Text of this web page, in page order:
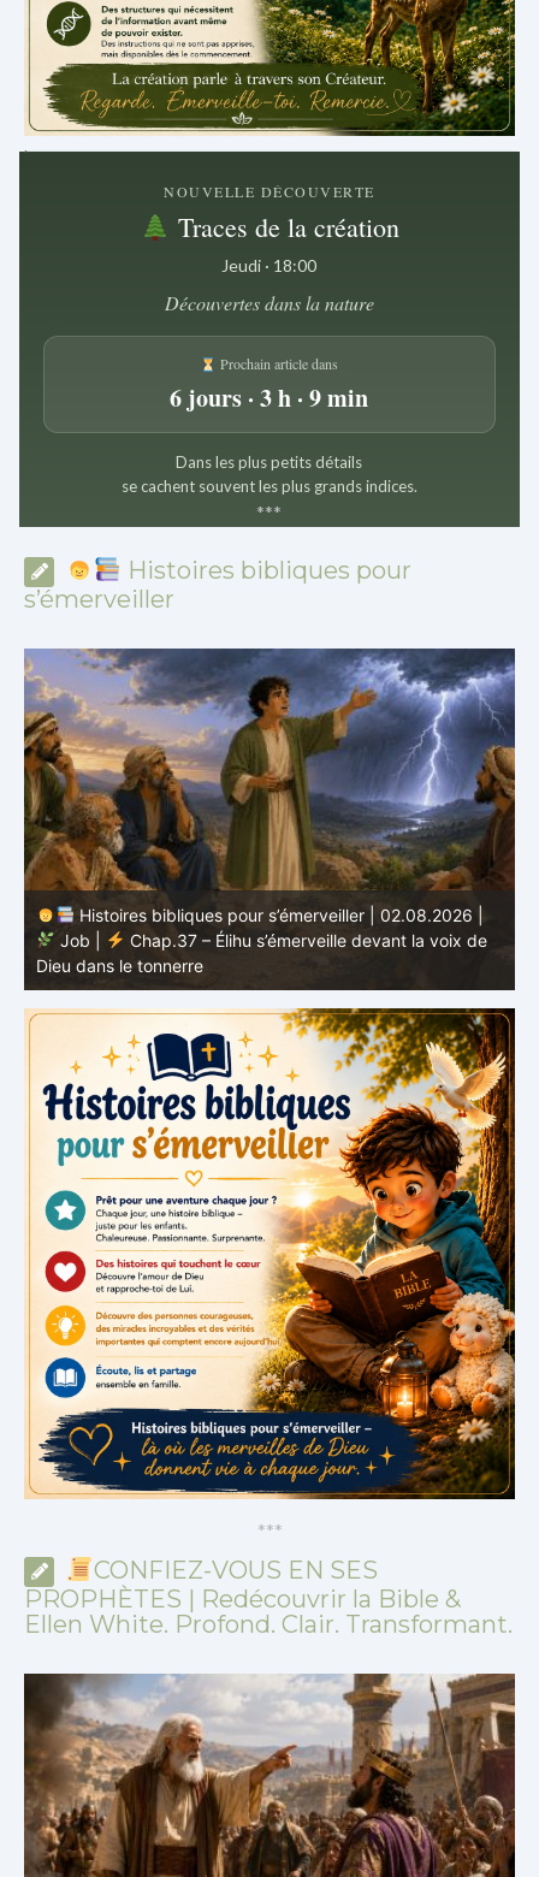
.
NOUVELLE DÉCOUVERTE
Traces de la création
Jeudi · 18:00
Découvertes dans la nature
Prochain article dans
6 jours · 3 h · 9 min
Dans les plus petits détails
se cachent souvent les plus grands indices.
***
Histoires bibliques pour
s’émerveiller
Histoires bibliques pour s’émerveiller | 01.08.2026 |
Job |
Chap.36 – Élihu continue de parler de la
grandeur de Dieu
***
CONFIEZ-VOUS EN SES
PROPHÈTES | Redécouvrir la Bible &
Ellen White. Profond. Clair. Transformant.